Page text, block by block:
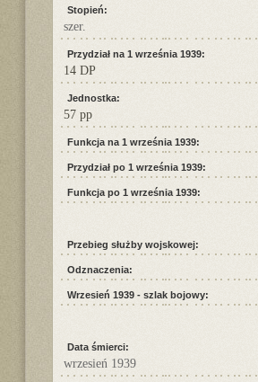
Stopień:
szer.
Przydział na 1 września 1939:
14 DP
Jednostka:
57 pp
Funkcja na 1 września 1939:
Przydział po 1 września 1939:
Funkcja po 1 września 1939:
Przebieg służby wojskowej:
Odznaczenia:
Wrzesień 1939 - szlak bojowy:
Data śmierci:
wrzesień 1939